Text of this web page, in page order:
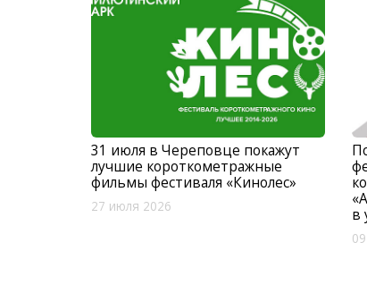
31 июля в Череповце покажут
лучшие короткометражные
фильмы фестиваля «Кинолес»
27 июля 2026
в